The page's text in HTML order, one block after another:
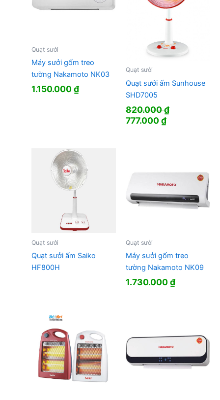
Quạt sưởi
Máy sưởi gốm treo
tường Nakamoto NK03
1.150.000₫
Quạt sưởi
Quạt sưởi ấm Sunhouse
SHD7005
820.000₫
Giá
777.000₫Giá
Quạt sưởi
Quạt sưởi ấm Saiko
HF800H
Quạt sưởi
Máy sưởi gốm treo
tường Nakamoto NK09
1.730.000₫